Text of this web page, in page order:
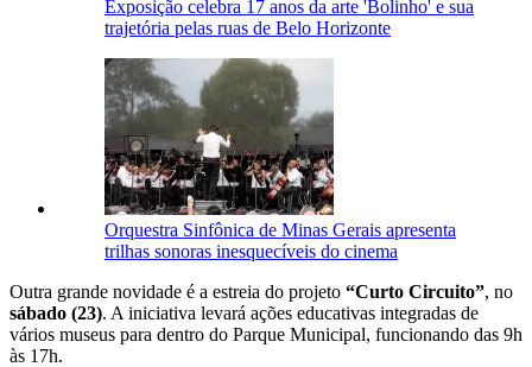
Exposição celebra 17 anos da arte 'Bolinho' e sua
trajetória pelas ruas de Belo Horizonte
Orquestra Sinfônica de Minas Gerais apresenta
trilhas sonoras inesquecíveis do cinema
Outra grande novidade é a estreia do projeto “Curto Circuito”, no
sábado (23). A iniciativa levará ações educativas integradas de
vários museus para dentro do Parque Municipal, funcionando das 9h
às 17h.